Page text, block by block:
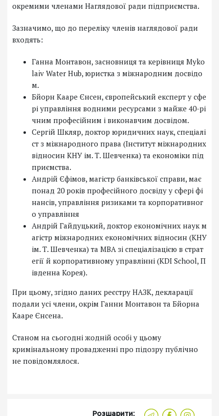
окремими членами Наглядової ради підприємства.
Зазначимо, що до переліку членів наглядової ради
входять:
Ганна Монтавон, засновниця та керівниця Myko
laiv Water Hub, юристка з міжнародним досвідо
м.
Бйорн Кааре Єнсен, європейський експерт у сфе
рі управління водними ресурсами з майже 40-рі
чним професійним і виконавчим досвідом.
Сергій Шкляр, доктор юридичних наук, спеціалі
ст з міжнародного права (Інститут міжнародних
відносин КНУ ім. Т. Шевченка) та економіки під
приємства.
Андрій Єфімов, магістр банківської справи, має
понад 20 років професійного досвіду у сфері фі
нансів, управління ризиками та корпоративног
о управління
Андрій Гайдуцький, доктор економічних наук м
агістр міжнародних економічних відносин (КНУ
ім. Т. Шевченка) та MBA зі спеціалізацією в страт
егії й корпоративному управлінні (KDI School, П
івденна Корея).
При цьому, згідно даних реєстру НАЗК, декларації
подали усі члени, окрім Ганни Монтавон та Бйорна
Кааре Єнсена.
Станом на сьогодні жодній особі у цьому
кримінальному провадженні про підозру публічно
не повідомлялося.
Розшарити: